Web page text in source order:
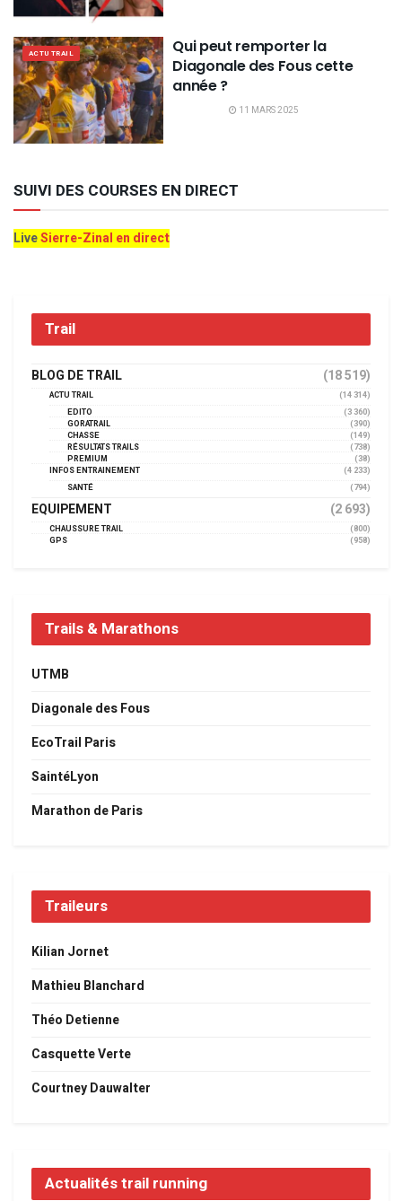
ACTU TRAIL
Qui peut remporter la
Diagonale des Fous cette
année ?
11 MARS 2025
SUIVI DES COURSES EN DIRECT
LiveSierre-Zinal en direct
Trail
BLOG DE TRAIL (18 519)
ACTU TRAIL
(14 314)
EDITO
(3 360)
GORATRAIL
(390)
CHASSE
(149)
RÉSULTATS TRAILS
(738)
PREMIUM
(38)
INFOS ENTRAINEMENT
(4 233)
SANTÉ
(794)
EQUIPEMENT (2 693)
CHAUSSURE TRAIL
(800)
GPS
(958)
Trails & Marathons
UTMB
Diagonale des Fous
EcoTrail Paris
SaintéLyon
Marathon de Paris
Traileurs
Kilian Jornet
Mathieu Blanchard
Théo Detienne
Casquette Verte
Courtney Dauwalter
Actualités trail running